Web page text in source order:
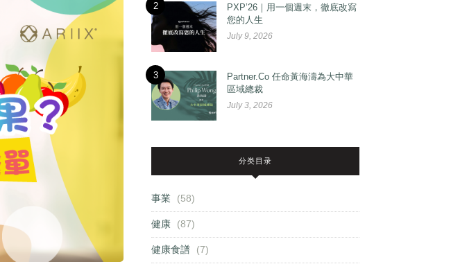
2
PXP’26｜用一個週末，徹底改寫
您的人生
July 9, 2026
3
Partner.Co 任命黃海濤為大中華
區域總裁
July 3, 2026
分类目录
事業 (58)
健康 (87)
健康食譜 (7)